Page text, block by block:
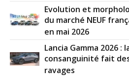
Evolution et
du marché NEUF
en mai 2026
Lancia Gamma 2026 :
consanguinité fait
ravages